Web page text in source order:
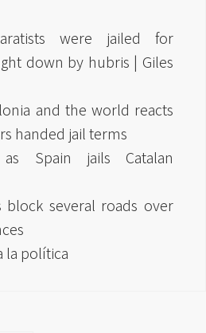
were jailed for
down by hubris | Giles
and the world reacts
handed jail terms
Spain jails Catalan
block several roads over
la política